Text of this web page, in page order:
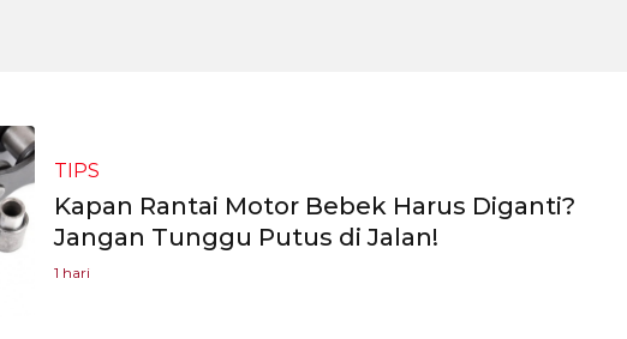
TIPS
Kapan Rantai Motor Bebek Harus Diganti?
Jangan Tunggu Putus di Jalan!
1 hari